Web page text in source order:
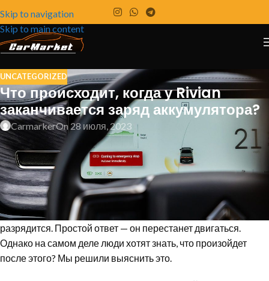
Skip to navigation
Skip to main content
UNCATEGORIZED
Что происходит, когда у Rivian
заканчивается заряд аккумулятора?
CarmarkerOn 28 июля, 2023
Мы запустили полностью разряженную
аккумуляторную батарею пикапа R1T, и все пошло
не так, как хотелось бы.
Большинство людей больше, чем любые другие вопросы,
связанные с EV, хотят знать, что произойдет, когда батарея
разрядится. Простой ответ — он перестанет двигаться.
Однако на самом деле люди хотят знать, что произойдет
после этого? Мы решили выяснить это.